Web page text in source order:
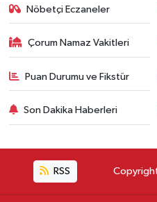
Nöbetçi Eczaneler
Çorum Namaz Vakitleri
Puan Durumu ve Fikstür
Son Dakika Haberleri
RSS Copyright